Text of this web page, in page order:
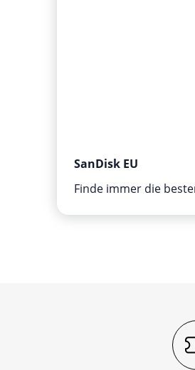
SanDisk EU
Finde immer die